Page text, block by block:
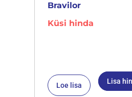
Bravilor
Küsi hinda
Loe lisa Lisa